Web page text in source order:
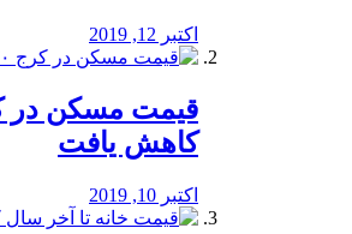
اکتبر 12, 2019
کاهش یافت
اکتبر 10, 2019